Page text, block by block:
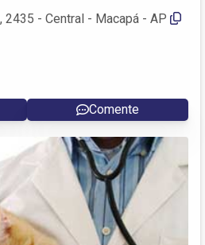
2435 - Central - Macapá - AP
Comente